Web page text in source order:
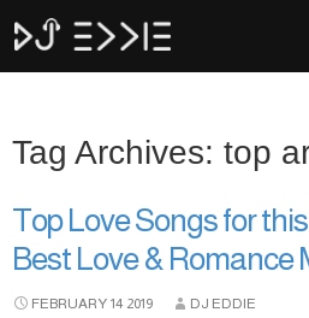
Tag Archives: top
Top Love Songs for
Best Love & Romance
FEBRUARY 14 2019 DJ EDDIE